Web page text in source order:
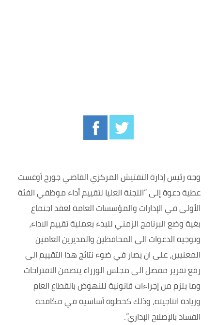
وجه رئيس إدارة التفتيش المركزي القاضي جورج أوغست
عطية دعوة إلى “اللجنة العليا لتقييم أداء موظفي الفئة
الأولى في الإدارات والمؤسسات العامة لعقد اجتماع
بغية وضع البرنامج الزمني للبدء بعملية تقييم الاداء،
وتوجيه الدعوات الى المحافظين والمديرين العامين
المعنيين، على ان يصار في ضوء نتائج هذا التقييم الى
رفع تقرير مفصل الى مجلس الوزراء يتضمن الاقتراحات
وما يلزم من إجراءات قانونية للنهوض بالقطاع العام
وزيادة انتاجيته، وذلك كخطوة أساسية في مكافحة
الفساد بالإصلاح الإداري”.